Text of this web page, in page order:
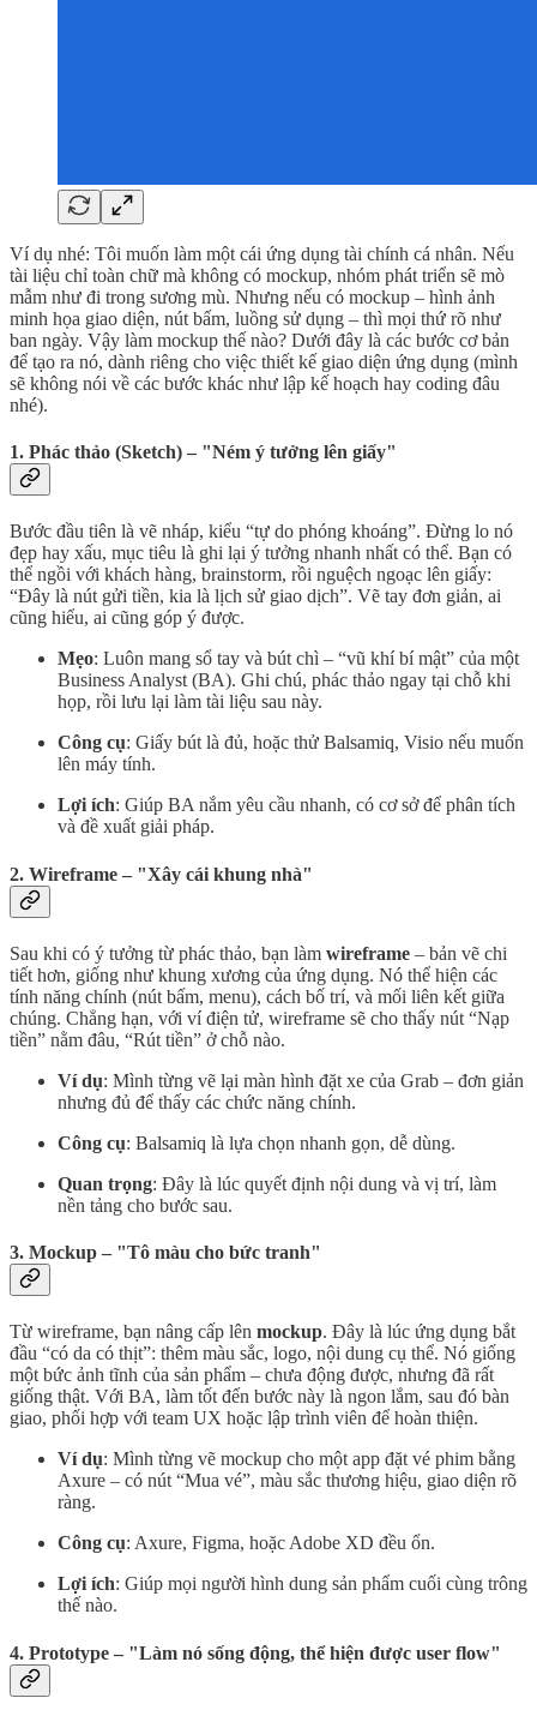
Ví dụ nhé: Tôi muốn làm một cái ứng dụng tài chính cá nhân. Nếu
tài liệu chỉ toàn chữ mà không có mockup, nhóm phát triển sẽ mò
mẫm như đi trong sương mù. Nhưng nếu có mockup – hình ảnh
minh họa giao diện, nút bấm, luồng sử dụng – thì mọi thứ rõ như
ban ngày. Vậy làm mockup thế nào? Dưới đây là các bước cơ bản
để tạo ra nó, dành riêng cho việc thiết kế giao diện ứng dụng (mình
sẽ không nói về các bước khác như lập kế hoạch hay coding đâu
nhé).
1. Phác thảo (Sketch) – "Ném ý tưởng lên giấy"
Bước đầu tiên là vẽ nháp, kiểu “tự do phóng khoáng”. Đừng lo nó
đẹp hay xấu, mục tiêu là ghi lại ý tưởng nhanh nhất có thể. Bạn có
thể ngồi với khách hàng, brainstorm, rồi nguệch ngoạc lên giấy:
“Đây là nút gửi tiền, kia là lịch sử giao dịch”. Vẽ tay đơn giản, ai
cũng hiểu, ai cũng góp ý được.
Mẹo: Luôn mang sổ tay và bút chì – “vũ khí bí mật” của một
Business Analyst (BA). Ghi chú, phác thảo ngay tại chỗ khi
họp, rồi lưu lại làm tài liệu sau này.
Công cụ: Giấy bút là đủ, hoặc thử Balsamiq, Visio nếu muốn
lên máy tính.
Lợi ích: Giúp BA nắm yêu cầu nhanh, có cơ sở để phân tích
và đề xuất giải pháp.
2. Wireframe – "Xây cái khung nhà"
Sau khi có ý tưởng từ phác thảo, bạn làm wireframe – bản vẽ chi
tiết hơn, giống như khung xương của ứng dụng. Nó thể hiện các
tính năng chính (nút bấm, menu), cách bố trí, và mối liên kết giữa
chúng. Chẳng hạn, với ví điện tử, wireframe sẽ cho thấy nút “Nạp
tiền” nằm đâu, “Rút tiền” ở chỗ nào.
Ví dụ: Mình từng vẽ lại màn hình đặt xe của Grab – đơn giản
nhưng đủ để thấy các chức năng chính.
Công cụ: Balsamiq là lựa chọn nhanh gọn, dễ dùng.
Quan trọng: Đây là lúc quyết định nội dung và vị trí, làm
nền tảng cho bước sau.
3. Mockup – "Tô màu cho bức tranh"
Từ wireframe, bạn nâng cấp lên mockup. Đây là lúc ứng dụng bắt
đầu “có da có thịt”: thêm màu sắc, logo, nội dung cụ thể. Nó giống
một bức ảnh tĩnh của sản phẩm – chưa động được, nhưng đã rất
giống thật. Với BA, làm tốt đến bước này là ngon lắm, sau đó bàn
giao, phối hợp với team UX hoặc lập trình viên để hoàn thiện.
Ví dụ: Mình từng vẽ mockup cho một app đặt vé phim bằng
Axure – có nút “Mua vé”, màu sắc thương hiệu, giao diện rõ
ràng.
Công cụ: Axure, Figma, hoặc Adobe XD đều ổn.
Lợi ích: Giúp mọi người hình dung sản phẩm cuối cùng trông
thế nào.
4. Prototype – "Làm nó sống động, thể hiện được user flow"